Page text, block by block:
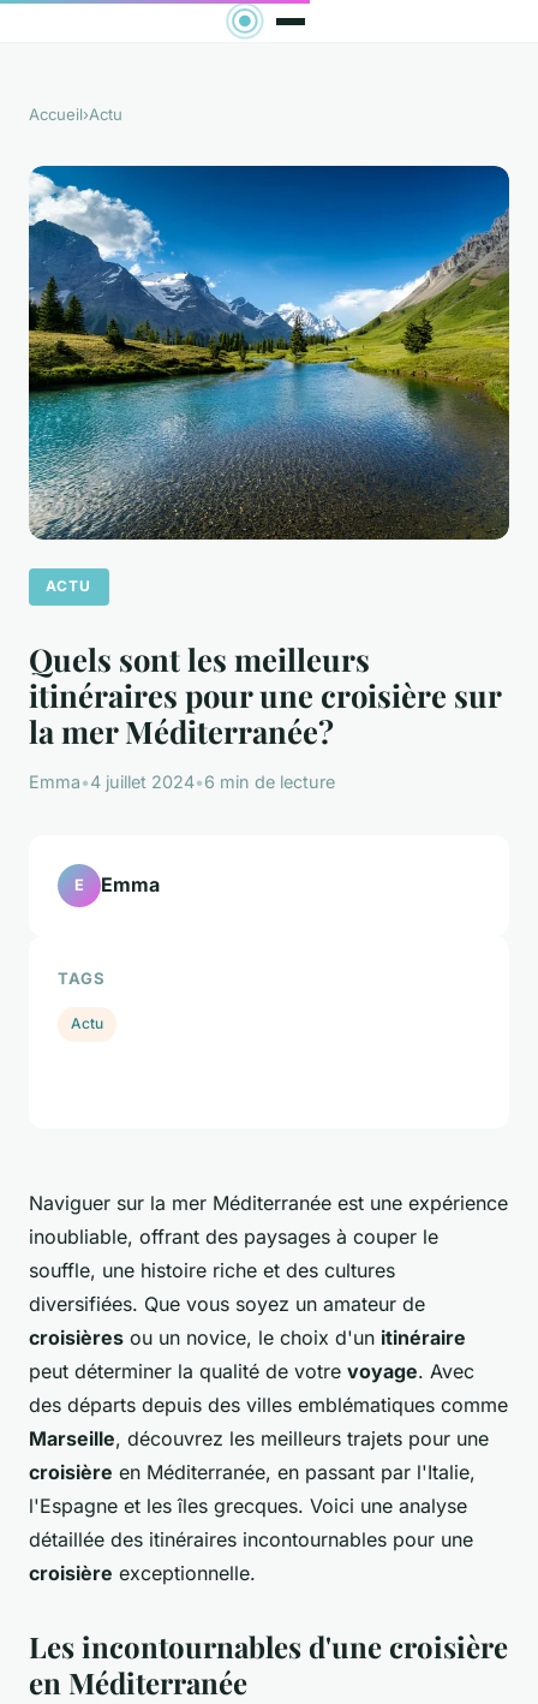
Accueil›Actu
ACTU
Quels sont les meilleurs
itinéraires pour une croisière sur
la mer Méditerranée?
Emma•4 juillet 2024•6 min de lecture
Naviguer sur la mer Méditerranée est une expérience
inoubliable, offrant des paysages à couper le
souffle, une histoire riche et des cultures
diversifiées. Que vous soyez un amateur de
croisières ou un novice, le choix d'un itinéraire
peut déterminer la qualité de votre voyage. Avec
des départs depuis des villes emblématiques comme
Marseille, découvrez les meilleurs trajets pour une
croisière en Méditerranée, en passant par l'Italie,
l'Espagne et les îles grecques. Voici une analyse
détaillée des itinéraires incontournables pour une
croisière exceptionnelle.
Les incontournables d'une croisière
en Méditerranée
E Emma
TAGS
Actu